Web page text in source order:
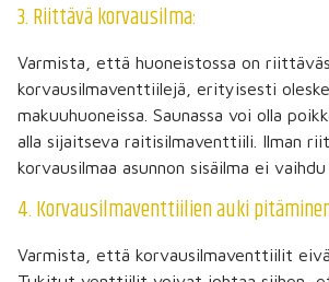
3. Riittävä korvausilma:
Varmista, että huoneistossa on
korvausilmaventtiilejä, erityisesti
makuuhuoneissa. Saunassa voi olla
alla sijaitseva raitisilmaventtiili. Ilman
korvausilmaa asunnon sisäilma ei
4. Korvausilmaventtiilien auki
Varmista, että korvausilmaventtiilit